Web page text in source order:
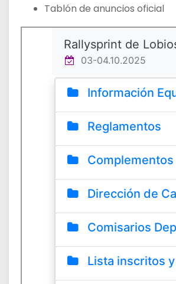
Tablón de anuncios oficial